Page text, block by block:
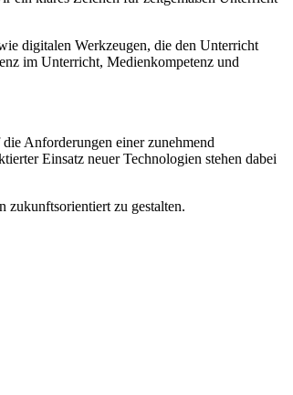
digitalen Werkzeugen, die den Unterricht
im Unterricht, Medienkompetenz und
Anforderungen einer zunehmend
Einsatz neuer Technologien stehen dabei
zu gestalten.